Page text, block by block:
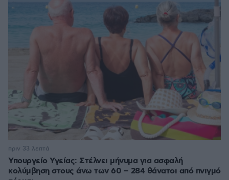
Υπουργείο Υγείας: Στέλνει μήνυμα για ασφαλή
κολύμβηση στους άνω των 60 – 284 θάνατοι από πνιγμό
πριν 33 λεπτά